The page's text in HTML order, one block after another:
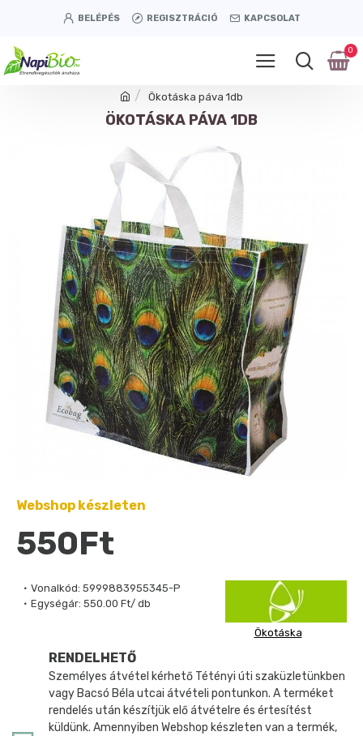
BELÉPÉS REGISZTRÁCIÓ KAPCSOLAT
0
Ökotáska páva 1db
ÖKOTÁSKA PÁVA 1DB
Vonalkód: 5999883955345-P
Egységár: 550.00 Ft/ db
Ökotáska
Webshop készleten
550Ft
RENDELHETŐ
Személyes átvétel kérhető Tétényi úti szaküzletünkben
vagy Bacsó Béla utcai átvételi pontunkon. A terméket
rendelés után készítjük elő átvételre és értesítést
küldünk. Amennyiben Webshop készleten van a termék,